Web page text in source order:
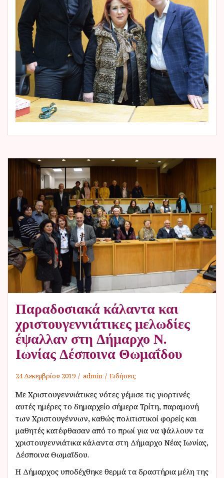
Παραδοσιακά κάλαντα και
χριστουγεννιάτικες μελωδίες
έψαλλαν στη Δήμαρχο Ν.
Ιωνίας Δέσποινα Θωμαΐδου
24 Δεκεμβρίου 2019 admin Ειδήσεις
Με Χριστουγεννιάτικες νότες γέμισε τις γιορτινές
αυτές ημέρες το δημαρχείο σήμερα Τρίτη, παραμονή
των Χριστουγέννων, καθώς πολιτιστικοί φορείς και
μαθητές κατέφθασαν από το πρωί για να ψάλλουν τα
χριστουγεννιάτικα κάλαντα στη Δήμαρχο Νέας Ιωνίας,
Δέσποινα Θωμαΐδου.
Η Δήμαρχος υποδέχθηκε θερμά τα δραστήρια μέλη της